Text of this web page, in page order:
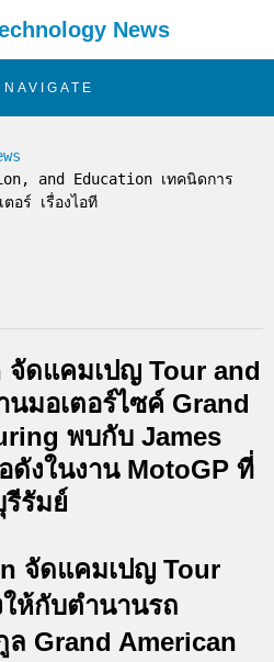
News
NAVIGATE
อร์ เรื่องไอที
จัดแคมเปญ Tour and
มอเตอร์ไซค์ Grand
พบกับ James
งในงาน MotoGP ที่
รีรัมย์
จัดแคมเปญ Tour
ห้กับตำนานรถ
ล Grand American